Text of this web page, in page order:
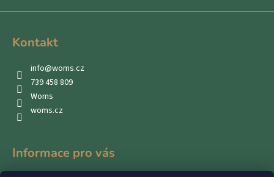
Kontakt
info@woms.cz
739 458 809
Woms
woms.cz
Informace pro vás